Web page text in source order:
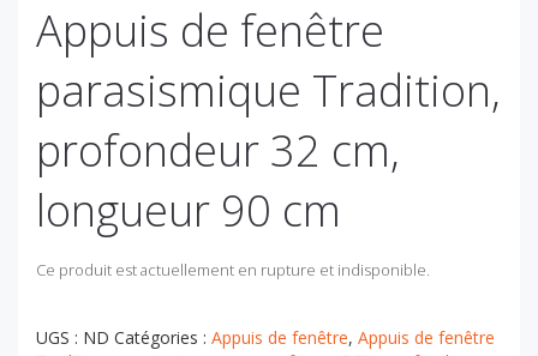
Appuis de fenêtre
parasismique Tradition,
profondeur 32 cm,
longueur 90 cm
Ce produit est actuellement en rupture et indisponible.
UGS : ND Catégories : Appuis de fenêtre, Appuis de fenêtre